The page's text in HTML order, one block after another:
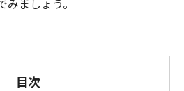
ましょう。
目次